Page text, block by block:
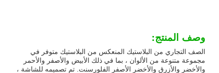
وصف المنتج:
الصف التجاري من البلاستيك المنعكس من البلاستيك متوفر في
مجموعة متنوعة من الألوان ، بما في ذلك الأبيض والأصفر والأحمر
والأخضر والأزرق والأخضر الأصفر الفلورسنت. تم تصميمه للشاشة ،